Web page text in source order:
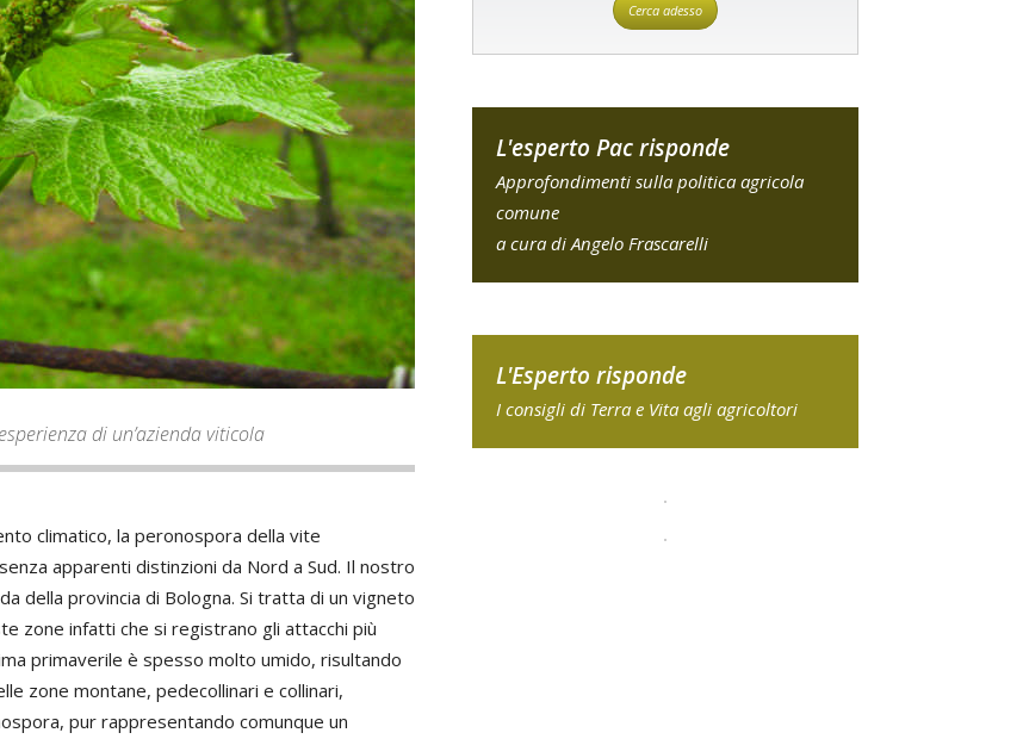
di un’azienda viticola
climatico, la peronospora della vite
apparenti distinzioni da Nord a Sud. Il nostro
della provincia di Bologna. Si tratta di un vigneto
zone infatti che si registrano gli attacchi più
primaverile è spesso molto umido, risultando
zone montane, pedecollinari e collinari,
pur rappresentando comunque un
Cerca adesso
L'esperto Pac risponde
Approfondimenti sulla politica agricola
comune
a cura di Angelo Frascarelli
L'Esperto risponde
I consigli di Terra e Vita agli agricoltori